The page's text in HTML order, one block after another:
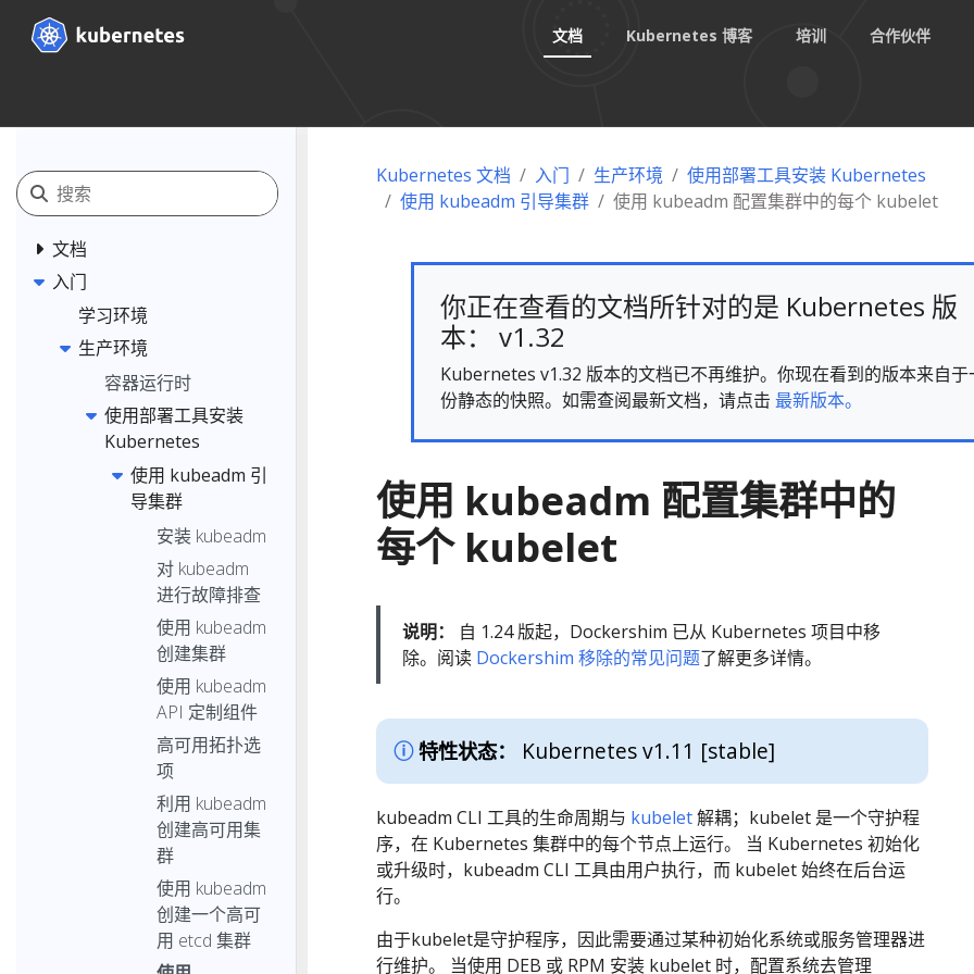
文档 Kubernetes 博客 培训 合作伙伴
文档
入门
学习环境
生产环境
容器运行时
使用部署工具安装
Kubernetes
使用 kubeadm 引
导集群
安装 kubeadm
对 kubeadm
进行故障排查
使用 kubeadm
创建集群
使用 kubeadm
API 定制组件
高可用拓扑选
项
利用 kubeadm
创建高可用集
群
使用 kubeadm
创建一个高可
用 etcd 集群
Kubernetes 文档 入门 生产环境
使用部署工具安装 Kubernetes
使用 kubeadm 引导集群
使用 kubeadm 配置集群中的每个 kubelet
你正在查看的文档所针对的是 Kubernetes 版
本： v1.32
Kubernetes v1.32 版本的文档已不再维护。你现在看到的版本来自于
份静态的快照。如需查阅最新文档，请点击 最新版本。
使用 kubeadm 配置集群中的
每个 kubelet
说明：
自 1.24 版起，Dockershim 已从 Kubernetes 项目中移
除。阅读 Dockershim 移除的常见问题了解更多详情。
特性状态： Kubernetes v1.11 [stable]
kubeadm CLI 工具的生命周期与 kubelet解耦；kubelet 是一个守护程
序，在 Kubernetes 集群中的每个节点上运行。 当 Kubernetes 初始化
或升级时，kubeadm CLI 工具由用户执行，而 kubelet 始终在后台运
行。
由于kubelet是守护程序，因此需要通过某种初始化系统或服务管理器进
行维护。 当使用 DEB 或 RPM 安装 kubelet 时，配置系统去管理